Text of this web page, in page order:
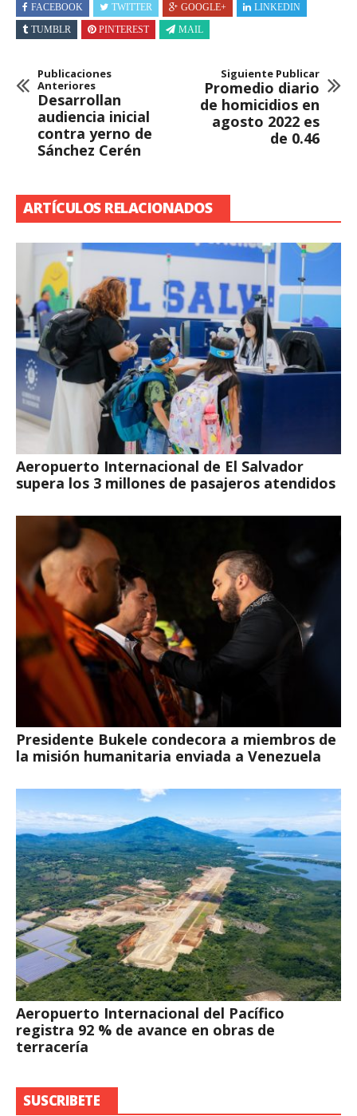
FACEBOOK TWITTER GOOGLE+
LINKEDIN
TUMBLR
PINTEREST MAIL
Publicaciones
Anteriores
Desarrollan
audiencia inicial
contra yerno de
Sánchez Cerén
Siguiente Publicar
Promedio diario
de homicidios en
agosto 2022 es
de 0.46
ARTÍCULOS RELACIONADOS
Aeropuerto Internacional de El Salvador
supera los 3 millones de pasajeros atendidos
Presidente Bukele condecora a miembros de
la misión humanitaria enviada a Venezuela
Aeropuerto Internacional del Pacífico
registra 92 % de avance en obras de
terracería
SUSCRIBETE